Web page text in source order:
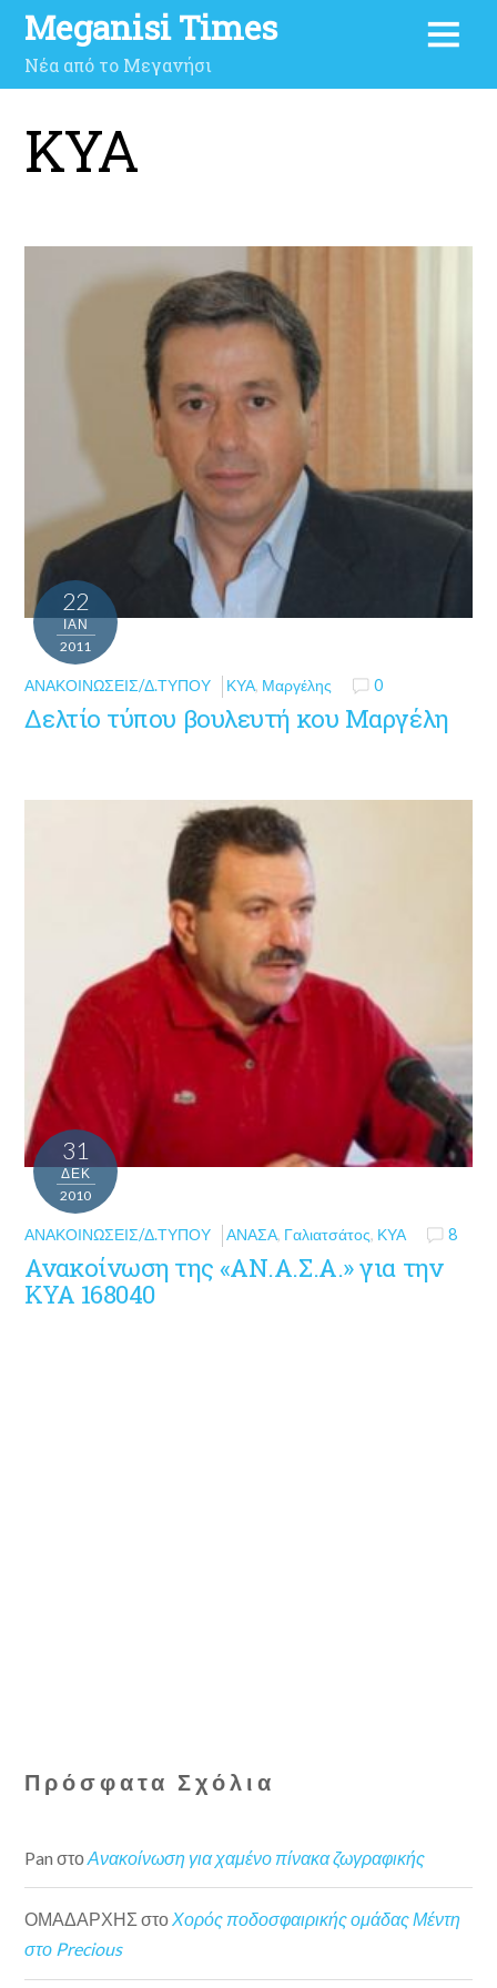
Meganisi Times
Νέα από το Μεγανήσι
ΚΥΑ
22
ΙΑΝ
2011
ΑΝΑΚΟΙΝΏΣΕΙΣ/Δ.ΤΎΠΟΥ ΚΥΑ, Μαργέλης 0
Δελτίο τύπου βουλευτή κου Μαργέλη
31
ΔΕΚ
2010
ΑΝΑΚΟΙΝΏΣΕΙΣ/Δ.ΤΎΠΟΥ ΑΝΑΣΑ, Γαλιατσάτος, ΚΥΑ 8
Ανακοίνωση της «ΑΝ.Α.Σ.Α.» για την
ΚΥΑ 168040
Πρόσφατα Σχόλια
Pan στοΑνακοίνωση για χαμένο πίνακα ζωγραφικής
ΟΜΑΔΑΡΧΗΣ στοΧορός ποδοσφαιρικής ομάδας Μέντη
στο Precious